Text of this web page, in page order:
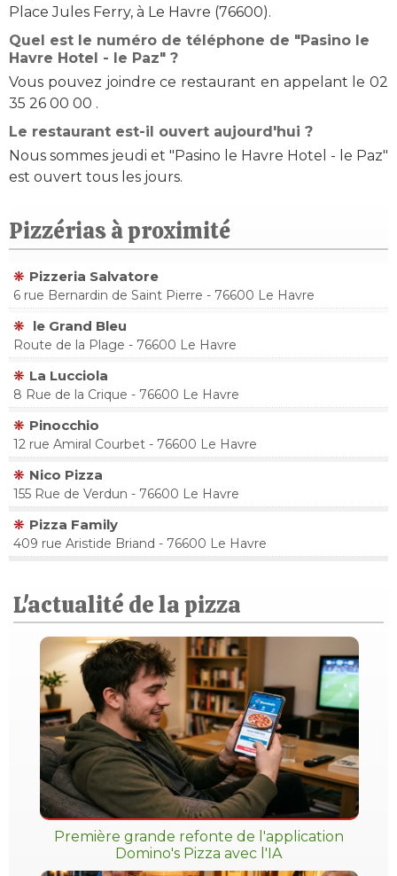
Place Jules Ferry, à Le Havre (76600).
Quel est le numéro de téléphone de "Pasino le
Havre Hotel - le Paz" ?
Vous pouvez joindre ce restaurant en appelant le 02
35 26 00 00 .
Le restaurant est-il ouvert aujourd'hui ?
Nous sommes jeudi et "Pasino le Havre Hotel - le Paz"
est ouvert tous les jours.
Pizzérias à proximité
Pizzeria Salvatore
6 rue Bernardin de Saint Pierre - 76600 Le Havre
le Grand Bleu
Route de la Plage - 76600 Le Havre
La Lucciola
8 Rue de la Crique - 76600 Le Havre
Pinocchio
12 rue Amiral Courbet - 76600 Le Havre
Nico Pizza
155 Rue de Verdun - 76600 Le Havre
Pizza Family
409 rue Aristide Briand - 76600 Le Havre
L'actualité de la pizza
Première grande refonte de l'application
Domino's Pizza avec l'IA